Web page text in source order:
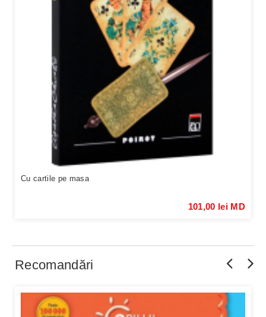
Cu cartile pe masa
101,00 lei MD
Recomandări